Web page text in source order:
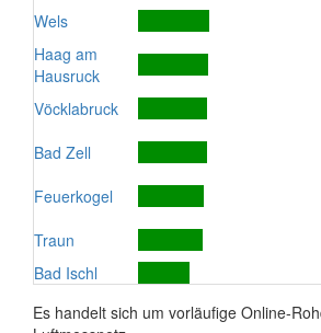
Wels
Haag am
Hausruck
Vöcklabruck
Bad Zell
Feuerkogel
Traun
Bad Ischl
Es handelt sich um vorläufige Online-